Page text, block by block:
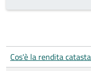
Cos'è la rendita